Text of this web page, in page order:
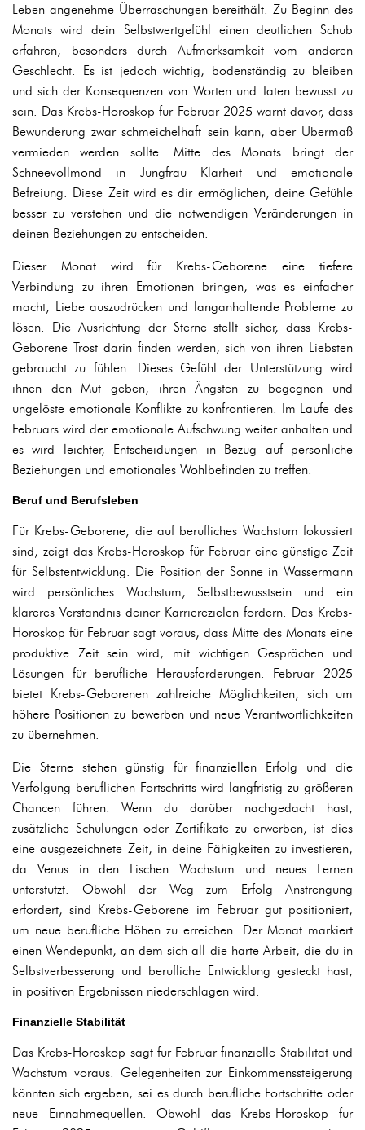
Leben angenehme Überraschungen bereithält. Zu Beginn des
Monats wird dein Selbstwertgefühl einen deutlichen Schub
erfahren, besonders durch Aufmerksamkeit vom anderen
Geschlecht. Es ist jedoch wichtig, bodenständig zu bleiben
und sich der Konsequenzen von Worten und Taten bewusst zu
sein. Das Krebs-Horoskop für Februar 2025 warnt davor, dass
Bewunderung zwar schmeichelhaft sein kann, aber Übermaß
vermieden werden sollte. Mitte des Monats bringt der
Schneevollmond in Jungfrau Klarheit und emotionale
Befreiung. Diese Zeit wird es dir ermöglichen, deine Gefühle
besser zu verstehen und die notwendigen Veränderungen in
deinen Beziehungen zu entscheiden.
Dieser Monat wird für Krebs-Geborene eine tiefere
Verbindung zu ihren Emotionen bringen, was es einfacher
macht, Liebe auszudrücken und langanhaltende Probleme zu
lösen. Die Ausrichtung der Sterne stellt sicher, dass Krebs-
Geborene Trost darin finden werden, sich von ihren Liebsten
gebraucht zu fühlen. Dieses Gefühl der Unterstützung wird
ihnen den Mut geben, ihren Ängsten zu begegnen und
ungelöste emotionale Konflikte zu konfrontieren. Im Laufe des
Februars wird der emotionale Aufschwung weiter anhalten und
es wird leichter, Entscheidungen in Bezug auf persönliche
Beziehungen und emotionales Wohlbefinden zu treffen.
Beruf und Berufsleben
Für Krebs-Geborene, die auf berufliches Wachstum fokussiert
sind, zeigt das Krebs-Horoskop für Februar eine günstige Zeit
für Selbstentwicklung. Die Position der Sonne in Wassermann
wird persönliches Wachstum, Selbstbewusstsein und ein
klareres Verständnis deiner Karrierezielen fördern. Das Krebs-
Horoskop für Februar sagt voraus, dass Mitte des Monats eine
produktive Zeit sein wird, mit wichtigen Gesprächen und
Lösungen für berufliche Herausforderungen. Februar 2025
bietet Krebs-Geborenen zahlreiche Möglichkeiten, sich um
höhere Positionen zu bewerben und neue Verantwortlichkeiten
zu übernehmen.
Die Sterne stehen günstig für finanziellen Erfolg und die
Verfolgung beruflichen Fortschritts wird langfristig zu größeren
Chancen führen. Wenn du darüber nachgedacht hast,
zusätzliche Schulungen oder Zertifikate zu erwerben, ist dies
eine ausgezeichnete Zeit, in deine Fähigkeiten zu investieren,
da Venus in den Fischen Wachstum und neues Lernen
unterstützt. Obwohl der Weg zum Erfolg Anstrengung
erfordert, sind Krebs-Geborene im Februar gut positioniert,
um neue berufliche Höhen zu erreichen. Der Monat markiert
einen Wendepunkt, an dem sich all die harte Arbeit, die du in
Selbstverbesserung und berufliche Entwicklung gesteckt hast,
in positiven Ergebnissen niederschlagen wird.
Finanzielle Stabilität
Das Krebs-Horoskop sagt für Februar finanzielle Stabilität und
Wachstum voraus. Gelegenheiten zur Einkommenssteigerung
könnten sich ergeben, sei es durch berufliche Fortschritte oder
neue Einnahmequellen. Obwohl das Krebs-Horoskop für